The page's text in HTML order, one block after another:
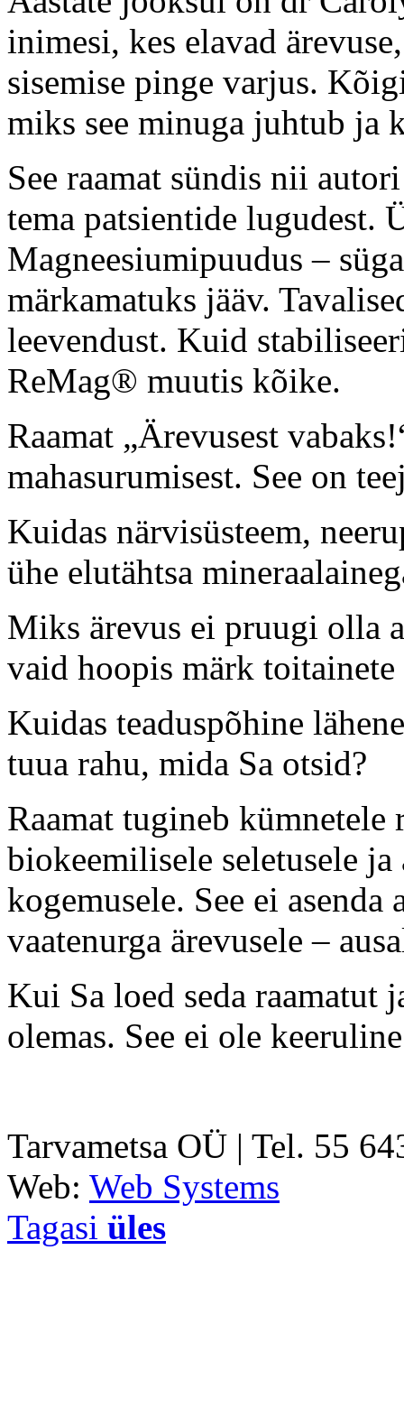
inimesi, kes elavad
sisemise pinge varjus.
miks see minuga juhtub ja
See raamat sündis nii
tema patsientide lugudest.
Magneesiumipuudus –
märkamatuks jääv.
leevendust. Kuid
ReMag® muutis kõike.
Raamat „Ärevusest
mahasurumisest. See on
Kuidas närvisüsteem,
ühe elutähtsa
Miks ärevus ei pruugi olla
vaid hoopis märk toitainete
Kuidas teaduspõhine
tuua rahu, mida Sa otsid?
Raamat tugineb kümnetele
biokeemilisele seletusele
kogemusele. See ei
vaatenurga ärevusele –
Kui Sa loed seda raamatut
olemas. See ei ole
Tarvametsa OÜ | Tel. 55
Web: Web Systems
Tagasi üles